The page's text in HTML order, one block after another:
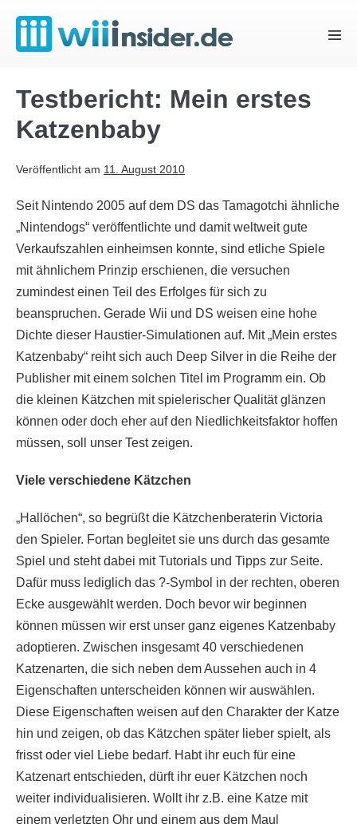
Inhalt
springen
Testbericht: Mein erstes
Katzenbaby
Veröffentlicht am 11. August 2010
Seit Nintendo 2005 auf dem DS das Tamagotchi ähnliche
„Nintendogs“ veröffentlichte und damit weltweit gute
Verkaufszahlen einheimsen konnte, sind etliche Spiele
mit ähnlichem Prinzip erschienen, die versuchen
zumindest einen Teil des Erfolges für sich zu
beanspruchen. Gerade Wii und DS weisen eine hohe
Dichte dieser Haustier-Simulationen auf. Mit „Mein erstes
Katzenbaby“ reiht sich auch Deep Silver in die Reihe der
Publisher mit einem solchen Titel im Programm ein. Ob
die kleinen Kätzchen mit spielerischer Qualität glänzen
können oder doch eher auf den Niedlichkeitsfaktor hoffen
müssen, soll unser Test zeigen.
Viele verschiedene Kätzchen
„Hallöchen“, so begrüßt die Kätzchenberaterin Victoria
den Spieler. Fortan begleitet sie uns durch das gesamte
Spiel und steht dabei mit Tutorials und Tipps zur Seite.
Dafür muss lediglich das ?-Symbol in der rechten, oberen
Ecke ausgewählt werden. Doch bevor wir beginnen
können müssen wir erst unser ganz eigenes Katzenbaby
adoptieren. Zwischen insgesamt 40 verschiedenen
Katzenarten, die sich neben dem Aussehen auch in 4
Eigenschaften unterscheiden können wir auswählen.
Diese Eigenschaften weisen auf den Charakter der Katze
hin und zeigen, ob das Kätzchen später lieber spielt, als
frisst oder viel Liebe bedarf. Habt ihr euch für eine
Katzenart entschieden, dürft ihr euer Kätzchen noch
weiter individualisieren. Wollt ihr z.B. eine Katze mit
einem verletzten Ohr und einem aus dem Maul